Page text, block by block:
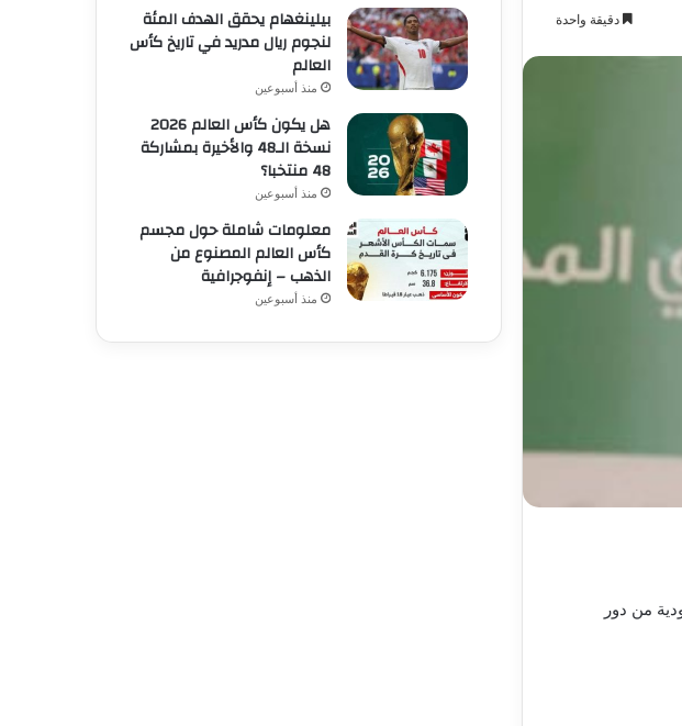
دقيقة واحدة
من دور
بيلينغهام يحقق الهدف المئة
لنجوم ريال مدريد في تاريخ كأس
العالم
منذ أسبوعين
هل يكون كأس العالم 2026
نسخة الـ48 والأخيرة بمشاركة
48 منتخبا؟
منذ أسبوعين
معلومات شاملة حول مجسم
كأس العالم المصنوع من
الذهب – إنفوجرافية
منذ أسبوعين